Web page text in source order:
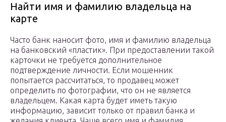
Найти имя и фамилию владельца на
карте
Часто банк наносит фото, имя и фамилию владельца
на банковский «пластик». При предоставлении такой
карточки не требуется дополнительное
подтверждение личности. Если мошенник
попытается рассчитаться, то продавец может
определить по фотографии, что он не является
владельцем. Какая карта будет иметь такую
информацию, зависит только от правил банка и